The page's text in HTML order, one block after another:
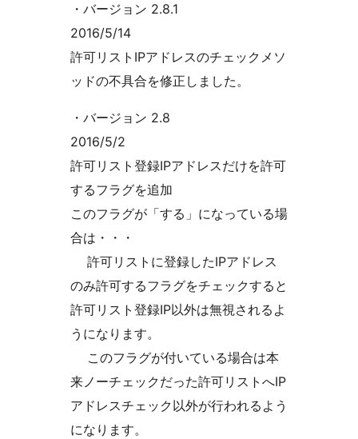
・バージョン 2.8.1
2016/5/14
許可リストIPアドレスのチェックメソ
ッドの不具合を修正しました。
・バージョン 2.8
2016/5/2
許可リスト登録IPアドレスだけを許可
するフラグを追加
このフラグが「する」になっている場
合は・・・
許可リストに登録したIPアドレス
のみ許可するフラグをチェックすると
許可リスト登録IP以外は無視されるよ
うになります。
このフラグが付いている場合は本
来ノーチェックだった許可リストへIP
アドレスチェック以外が行われるよう
になります。